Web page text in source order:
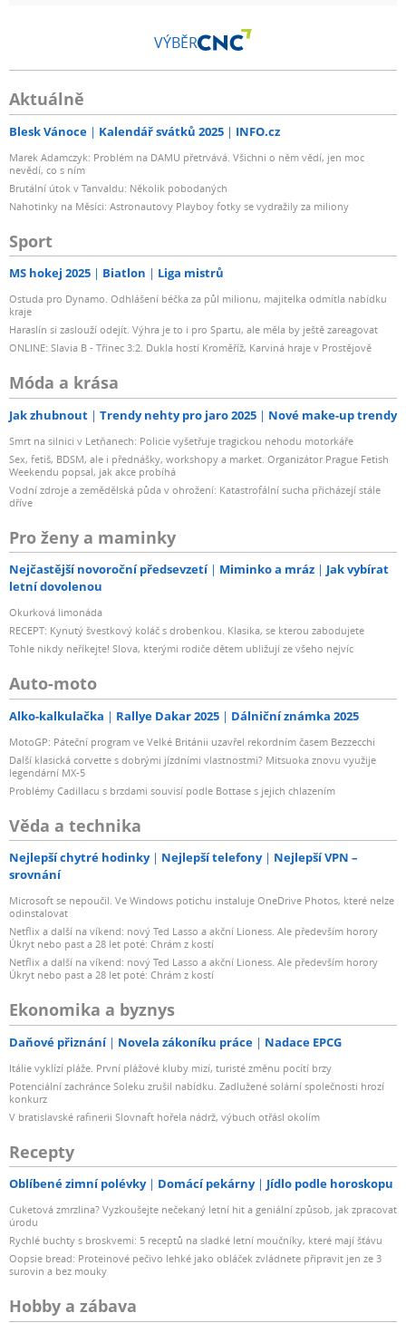
VÝBĚR
Aktuálně
Blesk Vánoce Kalendář svátků 2025 INFO.cz
Marek Adamczyk: Problém na DAMU přetrvává. Všichni o něm vědí, jen moc
nevědí, co s ním
Brutální útok v Tanvaldu: Několik pobodaných
Nahotinky na Měsíci: Astronautovy Playboy fotky se vydražily za miliony
Sport
MS hokej 2025 Biatlon Liga mistrů
Ostuda pro Dynamo. Odhlášení béčka za půl milionu, majitelka odmítla nabídku
kraje
Haraslín si zaslouží odejít. Výhra je to i pro Spartu, ale měla by ještě zareagovat
ONLINE: Slavia B - Třinec 3:2. Dukla hostí Kroměříž, Karviná hraje v Prostějově
Móda a krása
Jak zhubnout Trendy nehty pro jaro 2025 Nové make-up trendy
Smrt na silnici v Letňanech: Policie vyšetřuje tragickou nehodu motorkáře
Sex, fetiš, BDSM, ale i přednášky, workshopy a market. Organizátor Prague Fetish
Weekendu popsal, jak akce probíhá
Vodní zdroje a zemědělská půda v ohrožení: Katastrofální sucha přicházejí stále
dříve
Pro ženy a maminky
Nejčastější novoroční předsevzetí Miminko a mráz
Jak vybírat
letní dovolenou
Okurková limonáda
RECEPT: Kynutý švestkový koláč s drobenkou. Klasika, se kterou zabodujete
Tohle nikdy neříkejte! Slova, kterými rodiče dětem ubližují ze všeho nejvíc
Auto-moto
Alko-kalkulačka Rallye Dakar 2025 Dálniční známka 2025
MotoGP: Páteční program ve Velké Británii uzavřel rekordním časem Bezzecchi
Další klasická corvette s dobrými jízdními vlastnostmi? Mitsuoka znovu využije
legendární MX-5
Problémy Cadillacu s brzdami souvisí podle Bottase s jejich chlazením
Věda a technika
Nejlepší chytré hodinky Nejlepší telefony
Nejlepší VPN –
srovnání
Microsoft se nepoučil. Ve Windows potichu instaluje OneDrive Photos, které nelze
odinstalovat
Netflix a další na víkend: nový Ted Lasso a akční Lioness. Ale především horory
Úkryt nebo past a 28 let poté: Chrám z kostí
Netflix a další na víkend: nový Ted Lasso a akční Lioness. Ale především horory
Úkryt nebo past a 28 let poté: Chrám z kostí
Ekonomika a byznys
Daňové přiznání Novela zákoníku práce Nadace EPCG
Itálie vyklízí pláže. První plážové kluby mizí, turisté změnu pocítí brzy
Potenciální zachránce Soleku zrušil nabídku. Zadlužené solární společnosti hrozí
konkurz
V bratislavské rafinerii Slovnaft hořela nádrž, výbuch otřásl okolím
Recepty
Oblíbené zimní polévky Domácí pekárny Jídlo podle horoskopu
Cuketová zmrzlina? Vyzkoušejte nečekaný letní hit a geniální způsob, jak zpracovat
úrodu
Rychlé buchty s broskvemi: 5 receptů na sladké letní moučníky, které mají šťávu
Oopsie bread: Proteinové pečivo lehké jako obláček zvládnete připravit jen ze 3
surovin a bez mouky
Hobby a zábava